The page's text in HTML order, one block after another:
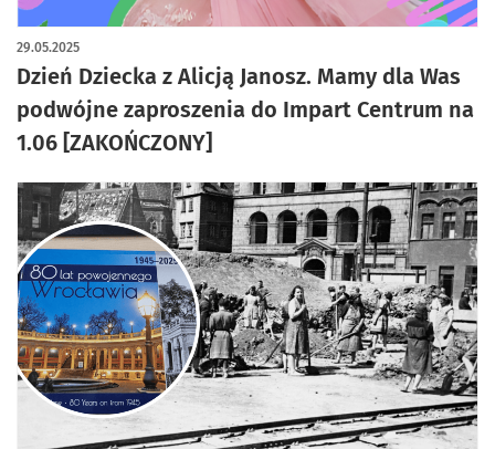
Dzień Dziecka z Alicją Janosz. Mamy dla Was
podwójne zaproszenia do Impart Centrum na
1.06 [ZAKOŃCZONY]
29.05.2025